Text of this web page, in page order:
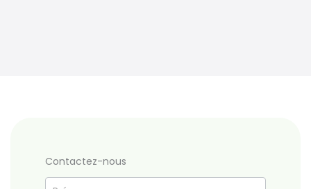
Contactez-nous
Formulaire